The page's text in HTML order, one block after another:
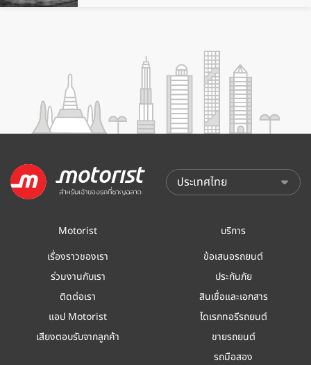
Motorist
เรื่องราวของเรา
ร่วมงานกับเรา
ติดต่อเรา
แอป Motorist
เสียงตอบรับจากลูกค้า
บริการ
ข้อเสนอรถยนต์
ประกันภัย
สินเชื่อและเอกสาร
ไดเรกทอรีรถยนต์
ขายรถยนต์
รถมือสอง